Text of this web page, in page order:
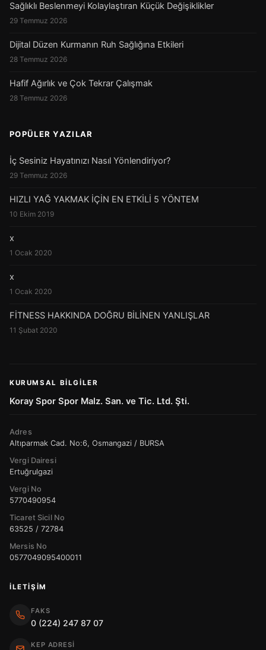
Sağlıklı Beslenmeyi Kolaylaştıran Küçük Değişiklikler
29 Temmuz 2026
Dijital Düzen Kurmanın Ruh Sağlığına Etkileri
28 Temmuz 2026
Hafif Ağırlık ve Çok Tekrar Çalışmak
28 Temmuz 2026
POPÜLER YAZILAR
İç Sesiniz Hayatınızı Nasıl Yönlendiriyor?
29 Temmuz 2026
HIZLI YAĞ YAKMAK İÇİN EN ETKİLİ 5 YÖNTEM
10 Ekim 2019
x
1 Ocak 2020
x
1 Ocak 2020
FİTNESS HAKKINDA DOĞRU BİLİNEN YANLIŞLAR
11 Şubat 2020
KURUMSAL BILGILER
Koray Spor Spor Malz. San. ve Tic. Ltd. Şti.
Adres
Altıparmak Cad. No:6, Osmangazi / BURSA
Vergi Dairesi
Ertuğrulgazi
Vergi No
5770490954
Ticaret Sicil No
63525 / 72784
Mersis No
0577049095400011
İLETIŞIM
FAKS
0 (224) 247 87 07
KEP ADRESI